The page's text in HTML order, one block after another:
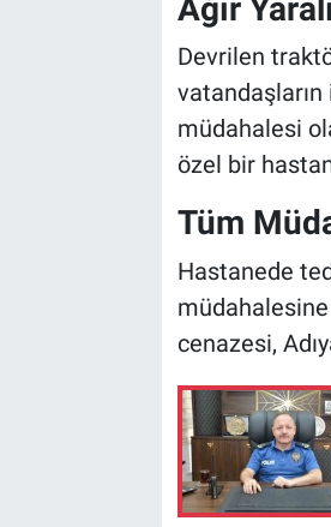
Ağır
Devrilen
müdahalesi
özel bir
Tüm
Hastanede
müdahalesine
cenazesi,